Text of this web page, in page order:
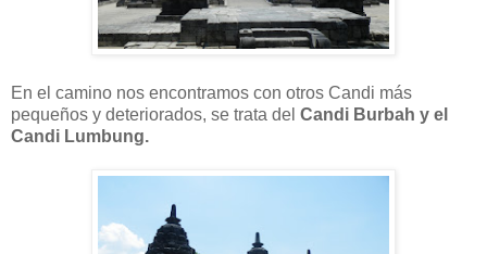
En el camino nos encontramos con otros Candi más
pequeños y deteriorados, se trata del Candi Burbah y el
Candi Lumbung.